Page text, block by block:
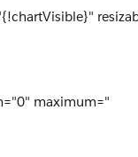
maximum="